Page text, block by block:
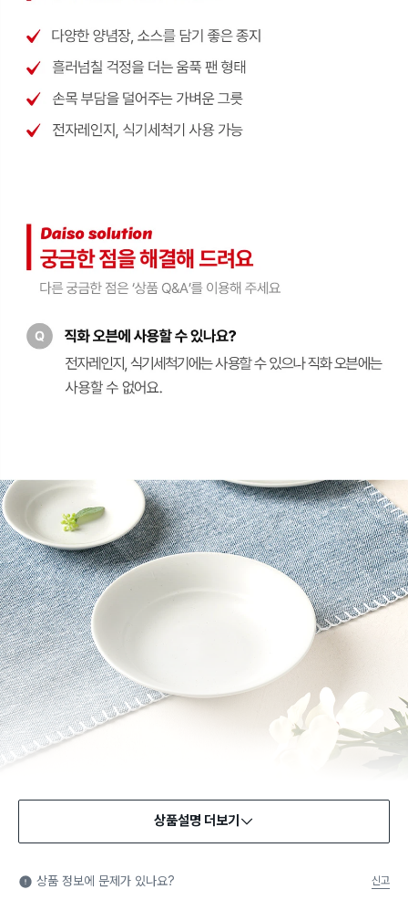
식품용 기구: 식품위생법에서 정한 규격에 따라 제조되어 식품 또
는 식품첨가물에 사용할 수 있는 식품용기구라는 표시입니다.
상품설명 더보기
상품 정보에 문제가 있나요? 신고